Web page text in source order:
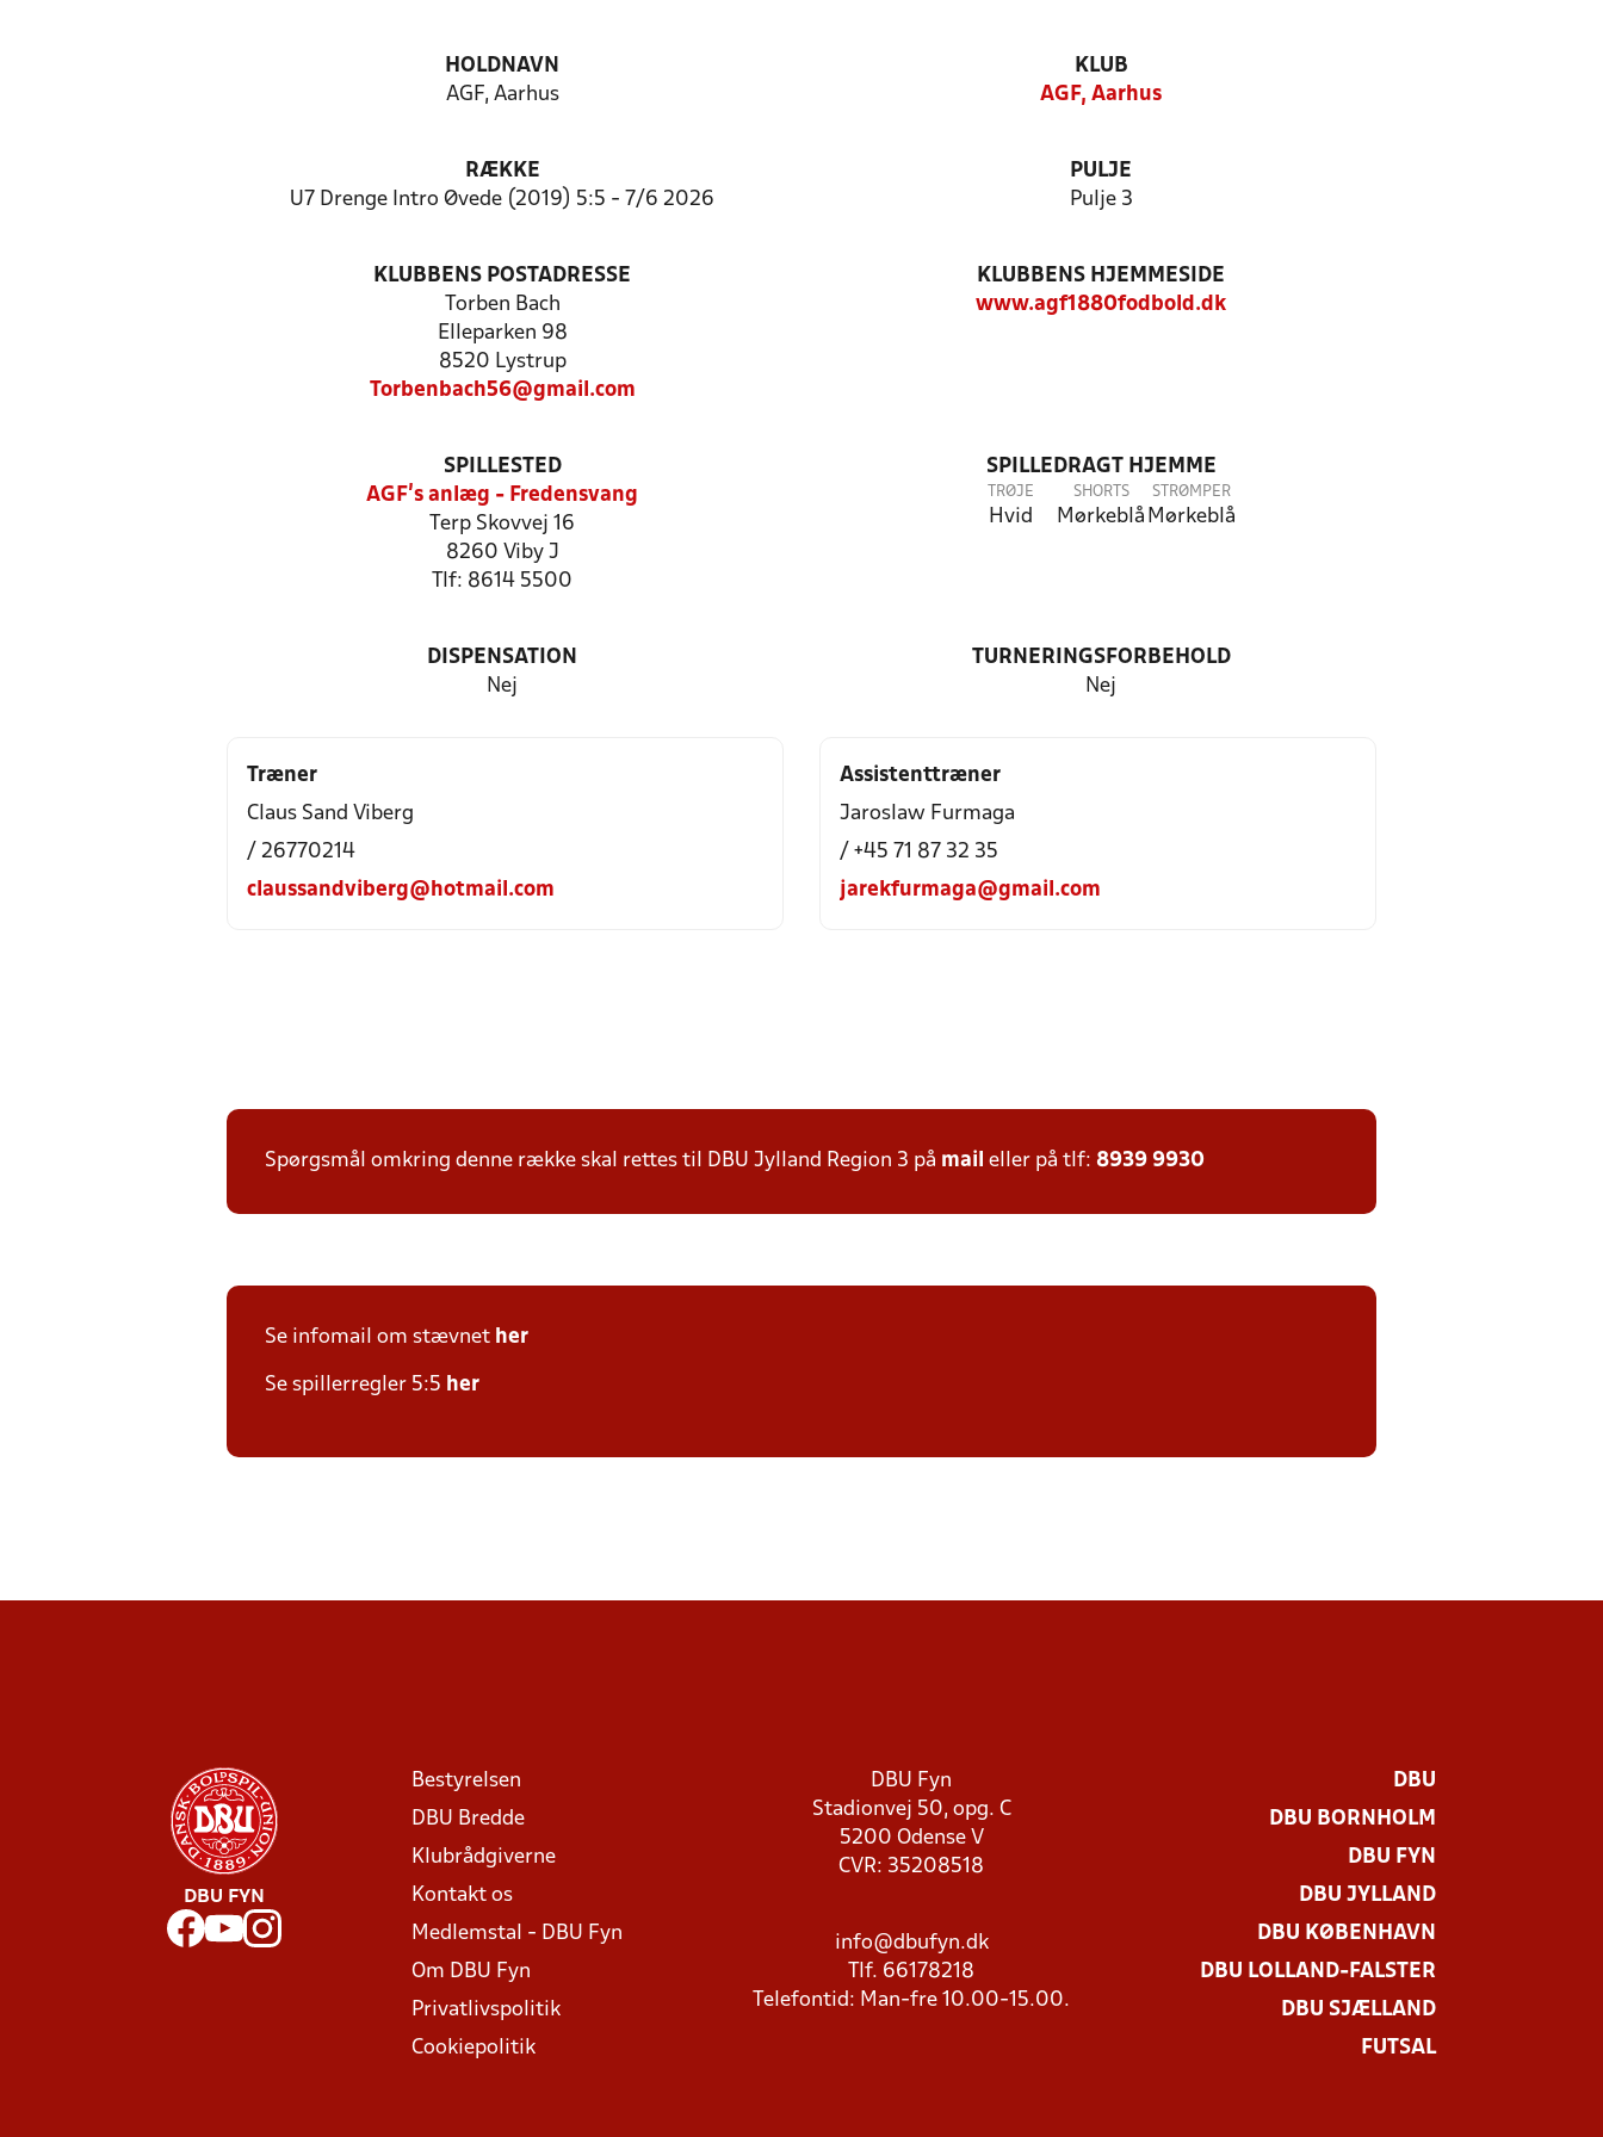
HOLDNAVN
AGF, Aarhus
KLUB
AGF, Aarhus
RÆKKE
U7 Drenge Intro Øvede (2019) 5:5 - 7/6 2026
PULJE
Pulje 3
KLUBBENS POSTADRESSE
Torben Bach
Elleparken 98
8520 Lystrup
Torbenbach56@gmail.com
KLUBBENS HJEMMESIDE
www.agf1880fodbold.dk
SPILLESTED
AGF's anlæg - Fredensvang
Terp Skovvej 16
8260 Viby J
Tlf: 8614 5500
SPILLEDRAGT HJEMME
TRØJE
Hvid
SHORTS
Mørkeblå
STRØMPER
Mørkeblå
DISPENSATION
Nej
TURNERINGSFORBEHOLD
Nej
Træner
Claus Sand Viberg
/ 26770214
claussandviberg@hotmail.com
Assistenttræner
Jaroslaw Furmaga
/ +45 71 87 32 35
jarekfurmaga@gmail.com
Spørgsmål omkring denne række skal rettes til DBU Jylland Region 3 på mail eller på tlf: 8939 9930
Se infomail om stævnet her
Se spillerregler 5:5 her
DBU FYN
Bestyrelsen
DBU Bredde
Klubrådgiverne
Kontakt os
Medlemstal - DBU Fyn
Om DBU Fyn
Privatlivspolitik
Cookiepolitik
DBU Fyn
Stadionvej 50, opg. C
5200 Odense V
CVR: 35208518
info@dbufyn.dk
Tlf. 66178218
Telefontid: Man-fre 10.00-15.00.
DBU
DBU BORNHOLM
DBU FYN
DBU JYLLAND
DBU KØBENHAVN
DBU LOLLAND-FALSTER
DBU SJÆLLAND
FUTSAL